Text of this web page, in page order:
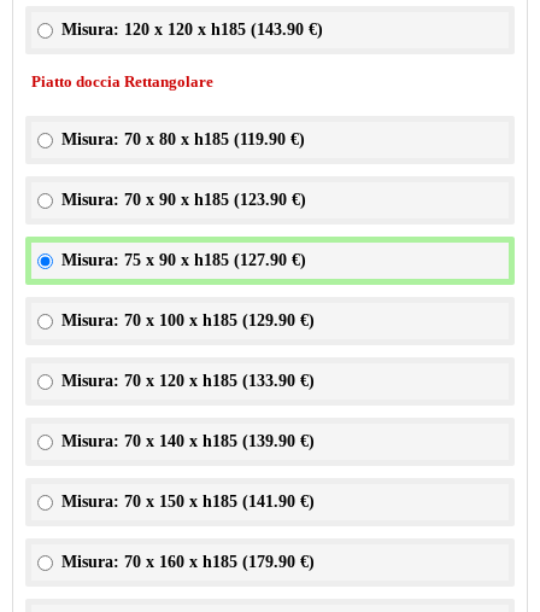
Misura: 120 x 120 x h185 (143.90 €)
Piatto doccia Rettangolare
Misura: 70 x 80 x h185 (119.90 €)
Misura: 70 x 90 x h185 (123.90 €)
Misura: 75 x 90 x h185 (127.90 €)
Misura: 70 x 100 x h185 (129.90 €)
Misura: 70 x 120 x h185 (133.90 €)
Misura: 70 x 140 x h185 (139.90 €)
Misura: 70 x 150 x h185 (141.90 €)
Misura: 70 x 160 x h185 (179.90 €)